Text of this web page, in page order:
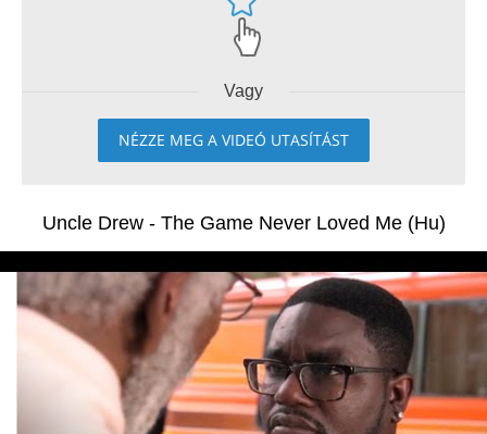
Vagy
NÉZZE MEG A VIDEÓ UTASÍTÁST
Uncle Drew - The Game Never Loved Me (Hu)